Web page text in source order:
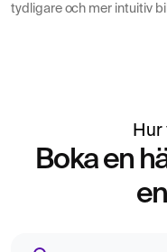
tydligare och mer intuitiv
Hur
Boka en